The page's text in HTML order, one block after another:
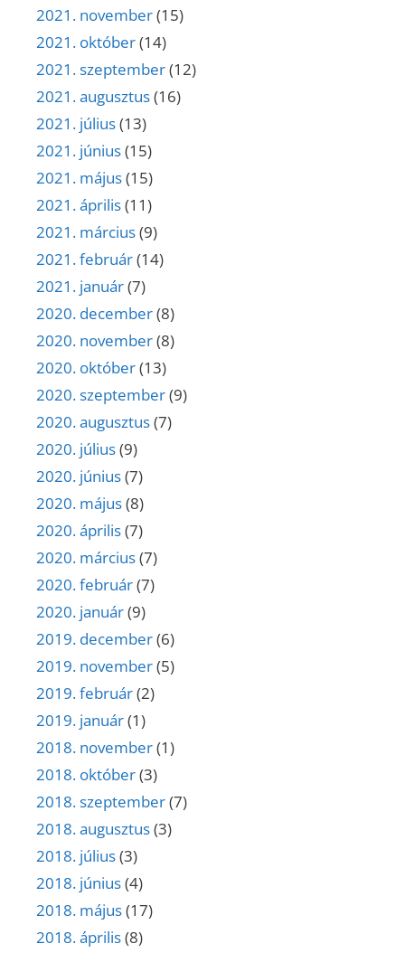
2021. november(15)
2021. október(14)
2021. szeptember(12)
2021. augusztus(16)
2021. július(13)
2021. június(15)
2021. május(15)
2021. április(11)
2021. március(9)
2021. február(14)
2021. január(7)
2020. december(8)
2020. november(8)
2020. október(13)
2020. szeptember(9)
2020. augusztus(7)
2020. július(9)
2020. június(7)
2020. május(8)
2020. április(7)
2020. március(7)
2020. február(7)
2020. január(9)
2019. december(6)
2019. november(5)
2019. február(2)
2019. január(1)
2018. november(1)
2018. október(3)
2018. szeptember(7)
2018. augusztus(3)
2018. július(3)
2018. június(4)
2018. május(17)
2018. április(8)